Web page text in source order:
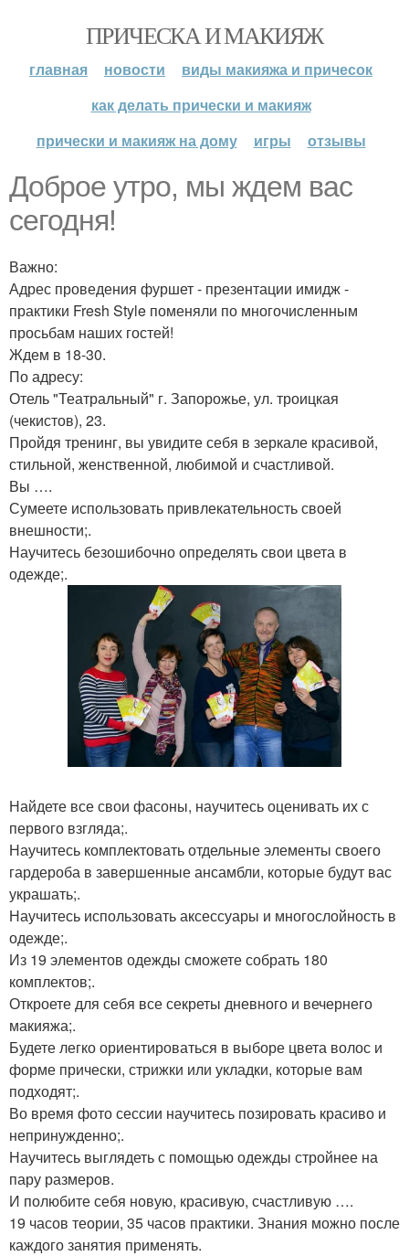
ПРИЧЕСКА И МАКИЯЖ
главная новости
виды макияжа и причесок
как делать прически и макияж
прически и макияж на дому
игры отзывы
Доброе утро, мы ждем вас
сегодня!
Важно:
Адрес проведения фуршет - презентации имидж -
практики Fresh Style поменяли по многочисленным
просьбам наших гостей!
Ждем в 18-30.
По адресу:
Отель "Театральный" г. Запорожье, ул. троицкая
(чекистов), 23.
Пройдя тренинг, вы увидите себя в зеркале красивой,
стильной, женственной, любимой и счастливой.
Вы ….
Сумеете использовать привлекательность своей
внешности;.
Научитесь безошибочно определять свои цвета в
одежде;.
Найдете все свои фасоны, научитесь оценивать их с
первого взгляда;.
Научитесь комплектовать отдельные элементы своего
гардероба в завершенные ансамбли, которые будут вас
украшать;.
Научитесь использовать аксессуары и многослойность в
одежде;.
Из 19 элементов одежды сможете собрать 180
комплектов;.
Откроете для себя все секреты дневного и вечернего
макияжа;.
Будете легко ориентироваться в выборе цвета волос и
форме прически, стрижки или укладки, которые вам
подходят;.
Во время фото сессии научитесь позировать красиво и
непринужденно;.
Научитесь выглядеть с помощью одежды стройнее на
пару размеров.
И полюбите себя новую, красивую, счастливую ….
19 часов теории, 35 часов практики. Знания можно после
каждого занятия применять.